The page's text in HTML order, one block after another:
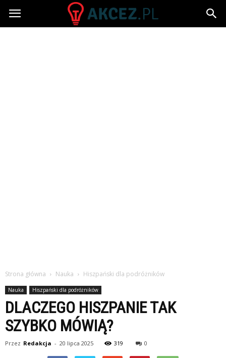
Akcez.pl
Strona główna Nauka Hiszpański dla podróżników
Nauka Hiszpański dla podróżników
DLACZEGO HISZPANIE TAK
SZYBKO MÓWIĄ?
Przez Redakcja - 20 lipca 2025 319 0